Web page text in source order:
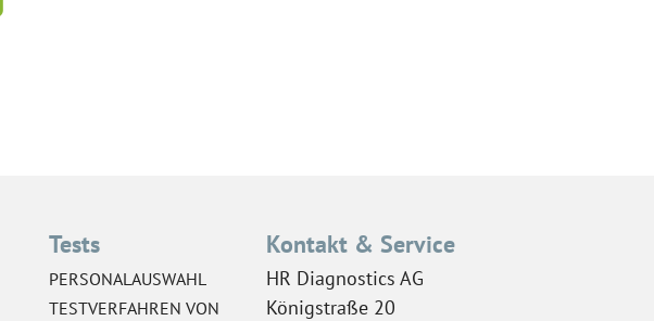
Tests
PERSONALAUSWAHL
TESTVERFAHREN VON
Kontakt & Service
HR Diagnostics AG
Königstraße 20